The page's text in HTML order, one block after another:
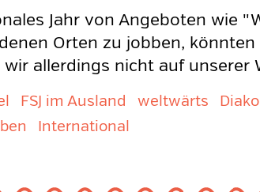
Jahr von Angeboten wie
Orten zu jobben,
allerdings nicht auf unserer
FSJ im Ausland weltwärts
International